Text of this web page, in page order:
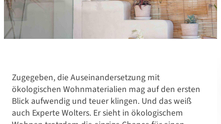
Zugegeben, die Auseinandersetzung mit
ökologischen Wohnmaterialien mag auf den ersten
Blick aufwendig und teuer klingen. Und das weiß
auch Experte Wolters. Er sieht in ökologischem